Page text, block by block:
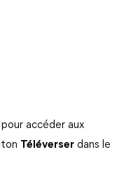
pour accéder aux
Téléverser dans le